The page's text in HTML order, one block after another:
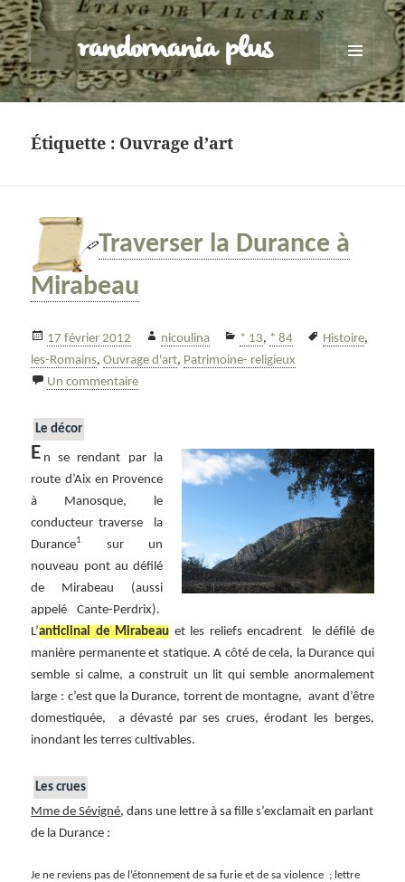
randomania plus
MENU
ET
WIDGETS
Étiquette : Ouvrage d’art
Traverser la Durance à
Mirabeau
Publié
le
17 février 2012 Auteur
nicoulina Catégories
* 13, * 84
Mots-
Histoire,
les-Romains,Ouvrage d'art, Patrimoine- religieux
Un commentairesur Traverser la Durance à Mirabeau
Le décor
E n se rendant par la
route d’Aix en Provence
à Manosque, le
conducteur traverse la
Durance1
sur un
nouveau pont au défilé
de Mirabeau (aussi
appelé Cante-Perdrix).
L’anticlinal de Mirabeau et les reliefs encadrent le défilé de
manière permanente et statique. A côté de cela, la Durance qui
semble si calme, a construit un lit qui semble anormalement
large : c’est que la Durance, torrent de montagne, avant d’être
domestiquée, a dévasté par ses crues, érodant les berges,
inondant les terres cultivables.
Les crues
Mme de Sévigné, dans une lettre à sa fille s’exclamait en parlant
de la Durance :
Je ne reviens pas de l’étonnement de sa furie et de sa violence ; lettre